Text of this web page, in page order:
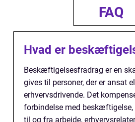
FAQ
Hvad er
Beskæftigelsesfradrag er en
gives til personer, der er ansat
erhvervsdrivende. Det
forbindelse med
til og fra arbejde,